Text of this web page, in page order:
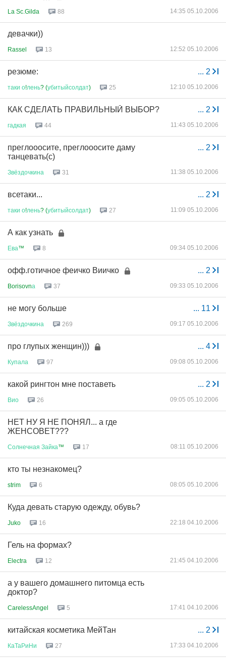
La Sc.Gilda 88 14:35 05.10.2006
девачки))
Rassel 13 12:52 05.10.2006
... 2
резюме:
таки о!лень? (убитыйсолдат) 25 12:10 05.10.2006
... 2
КАК СДЕЛАТЬ ПРАВИЛЬНЫЙ ВЫБОР?
гадкая 44 11:43 05.10.2006
... 2
преглооосите, преглооосите даму
танцевать(с)
Звёздочкина 31 11:38 05.10.2006
... 2
всетаки...
таки о!лень? (убитыйсолдат) 27 11:09 05.10.2006
А как узнать
Ева™ 8 09:34 05.10.2006
... 2
офф.готичное феичко Виичко
Borisovnа 37 09:33 05.10.2006
... 11
не могу больше
Звёздочкина 269 09:17 05.10.2006
... 4
про глупых женщин)))
Купала 97 09:08 05.10.2006
... 2
какой рингтон мне поставеть
Вио 26 09:05 05.10.2006
НЕТ НУ Я НЕ ПОНЯЛ... а где
ЖЕНСОВЕТ???
Солнечная Зайка™ 17 08:11 05.10.2006
кто ты незнакомец?
strim 6 08:05 05.10.2006
Куда девать старую одежду, обувь?
Juko 16 22:18 04.10.2006
Гель на формах?
Electra 12 21:45 04.10.2006
а у вашего домашнего питомца есть
доктор?
CarelessAngel 5 17:41 04.10.2006
... 2
китайская косметика МейТан
КаТаРиНи 27 17:33 04.10.2006